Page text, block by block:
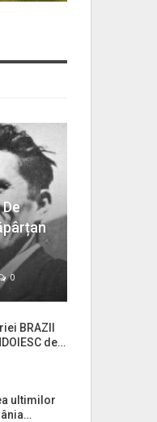
0
BRAZII
de…
ultimilor